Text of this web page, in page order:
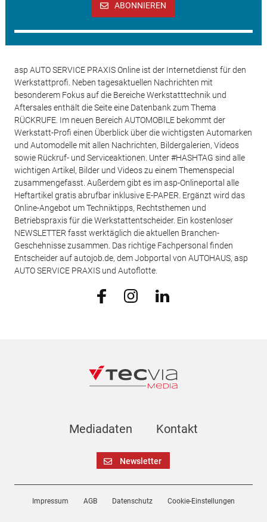
ABONNIEREN
asp AUTO SERVICE PRAXIS Online ist der Internetdienst für den
Werkstattprofi. Neben tagesaktuellen Nachrichten mit
besonderem Fokus auf die Bereiche Werkstatttechnik und
Aftersales enthält die Seite eine Datenbank zum Thema
RÜCKRUFE. Im neuen Bereich AUTOMOBILE bekommt der
Werkstatt-Profi einen Überblick über die wichtigsten Automarken
und Automodelle mit allen Nachrichten, Bildergalerien, Videos
sowie Rückruf- und Serviceaktionen. Unter #HASHTAG sind alle
wichtigen Artikel, Bilder und Videos zu einem Themenspecial
zusammengefasst. Außerdem gibt es im asp-Onlineportal alle
Heftartikel gratis abrufbar inklusive E-PAPER. Ergänzt wird das
Online-Angebot um Techniktipps, Rechtsthemen und
Betriebspraxis für die Werkstattentscheider. Ein kostenloser
NEWSLETTER fasst werktäglich die aktuellen Branchen-
Geschehnisse zusammen. Das richtige Fachpersonal finden
Entscheider auf autojob.de, dem Jobportal von AUTOHAUS, asp
AUTO SERVICE PRAXIS und Autoflotte.
Mediadaten Kontakt
Newsletter
Impressum AGB Datenschutz Cookie-Einstellungen